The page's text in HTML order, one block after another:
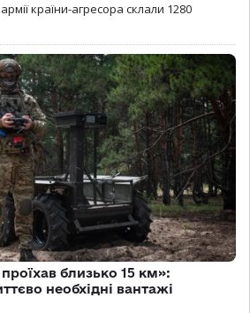
країни-агресора склали 1280
близько 15 км»:
необхідні вантажі